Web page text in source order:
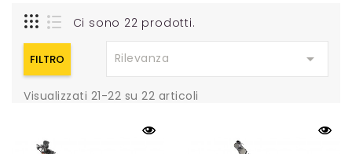
Ci sono 22 prodotti.
FILTRO Rilevanza 
Visualizzati 21-22 su 22 articoli